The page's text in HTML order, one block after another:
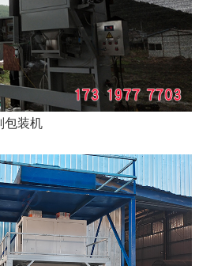
包装机